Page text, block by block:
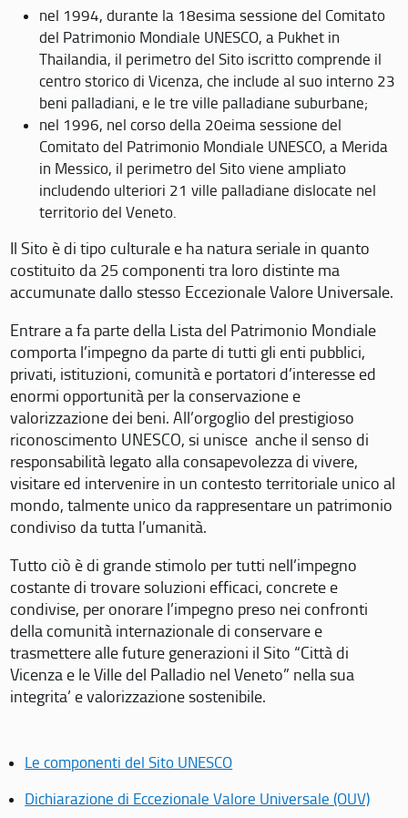
nel 1994, durante la 18esima sessione del Comitato
del Patrimonio Mondiale UNESCO, a Pukhet in
Thailandia, il perimetro del Sito iscritto comprende il
centro storico di Vicenza, che include al suo interno 23
beni palladiani, e le tre ville palladiane suburbane;
nel 1996, nel corso della 20eima sessione del
Comitato del Patrimonio Mondiale UNESCO, a Merida
in Messico, il perimetro del Sito viene ampliato
includendo ulteriori 21 ville palladiane dislocate nel
territorio del Veneto.
Il Sito è di tipo culturale e ha natura seriale in quanto
costituito da 25 componenti tra loro distinte ma
accumunate dallo stesso Eccezionale Valore Universale.
Entrare a fa parte della Lista del Patrimonio Mondiale
comporta l’impegno da parte di tutti gli enti pubblici,
privati, istituzioni, comunità e portatori d’interesse ed
enormi opportunità per la conservazione e
valorizzazione dei beni. All’orgoglio del prestigioso
riconoscimento UNESCO, si unisce anche il senso di
responsabilità legato alla consapevolezza di vivere,
visitare ed intervenire in un contesto territoriale unico al
mondo, talmente unico da rappresentare un patrimonio
condiviso da tutta l’umanità.
Tutto ciò è di grande stimolo per tutti nell’impegno
costante di trovare soluzioni efficaci, concrete e
condivise, per onorare l’impegno preso nei confronti
della comunità internazionale di conservare e
trasmettere alle future generazioni il Sito “Città di
Vicenza e le Ville del Palladio nel Veneto” nella sua
integrita’ e valorizzazione sostenibile.
Le componenti del Sito UNESCO
Dichiarazione di Eccezionale Valore Universale (OUV)